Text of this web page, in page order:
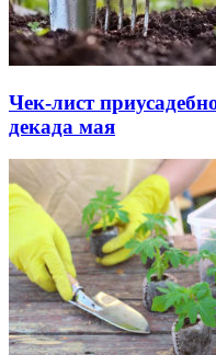
Чек-лист
декада мая